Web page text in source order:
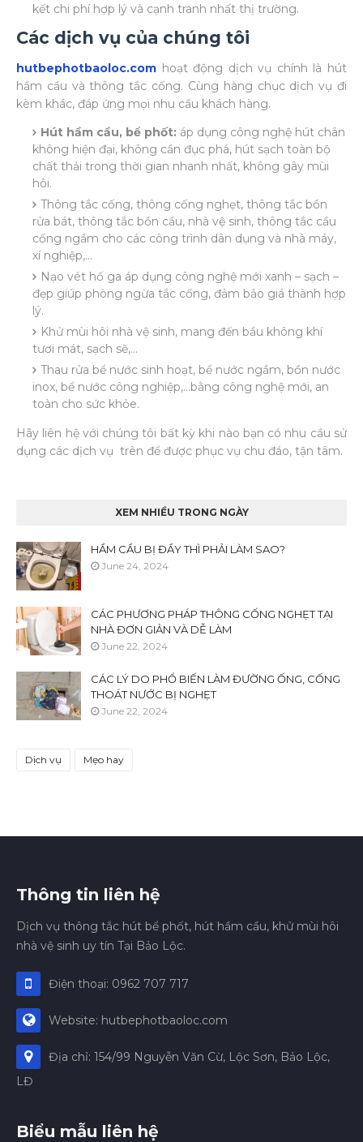
kết chi phí hợp lý và cạnh tranh nhất thị trường.
Các dịch vụ của chúng tôi
hutbephotbaoloc.com hoạt động dịch vụ chính là hút
hầm cầu và thông tắc cống. Cùng hàng chục dịch vụ đi
kèm khác, đáp ứng mọi nhu cầu khách hàng.
Hút hầm cầu, bể phốt: áp dụng công nghệ hút chân
không hiện đại, không cần đục phá, hút sạch toàn bộ
chất thải trong thời gian nhanh nhất, không gây mùi
hôi.
Thông tắc cống, thông cống nghẹt, thông tắc bồn
rửa bát, thông tắc bồn cầu, nhà vệ sinh, thông tắc cầu
cống ngầm cho các công trình dân dụng và nhà máy,
xí nghiệp,…
Nạo vét hố ga áp dụng công nghệ mới xanh – sạch –
đẹp giúp phòng ngừa tắc cống, đảm bảo giá thành hợp
lý.
Khử mùi hôi nhà vệ sinh, mang đến bầu không khí
tươi mát, sạch sẽ,…
Thau rửa bể nước sinh hoạt, bể nước ngầm, bồn nước
inox, bể nước công nghiệp,…bằng công nghệ mới, an
toàn cho sức khỏe.
Hãy liên hệ với chúng tôi bất kỳ khi nào bạn có nhu cầu sử
dụng các dịch vụ trên để được phục vụ chu đáo, tận tâm.
XEM NHIỀU TRONG NGÀY
HẦM CẦU BỊ ĐẦY THÌ PHẢI LÀM SAO?
June 24, 2024
CÁC PHƯƠNG PHÁP THÔNG CỐNG NGHẸT TẠI
NHÀ ĐƠN GIẢN VÀ DỄ LÀM
June 22, 2024
CÁC LÝ DO PHỔ BIẾN LÀM ĐƯỜNG ỐNG, CỐNG
THOÁT NƯỚC BỊ NGHẸT
June 22, 2024
Dịch vụ Mẹo hay
Thông tin liên hệ
Dịch vụ thông tắc hút bể phốt, hút hầm cầu, khử mùi hôi
nhà vệ sinh uy tín Tại Bảo Lộc.
Điện thoại: 0962 707 717
Website: hutbephotbaoloc.com
Địa chỉ: 154/99 Nguyễn Văn Cừ, Lộc Sơn, Bảo Lộc,
LĐ
Biểu mẫu liên hệ